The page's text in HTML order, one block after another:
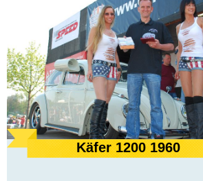
Käfer 1200 1960